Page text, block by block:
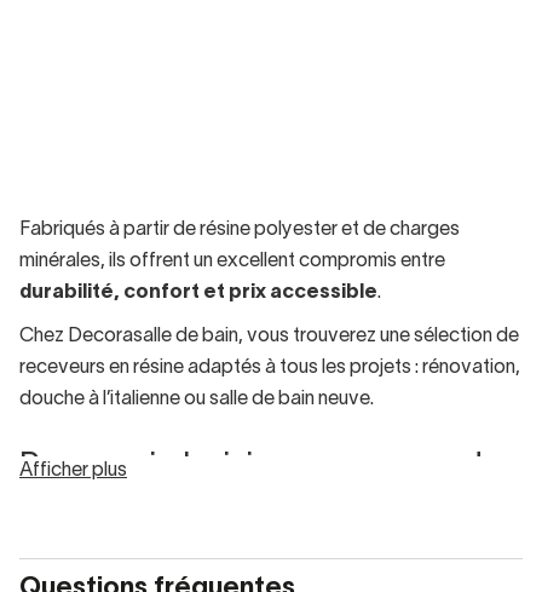
Fabriqués à partir de résine polyester et de charges
minérales, ils offrent un excellent compromis entre
durabilité, confort et prix accessible.
Chez Decorasalle de bain, vous trouverez une sélection de
receveurs en résine adaptés à tous les projets : rénovation,
douche à l’italienne ou salle de bain neuve.
Pourquoi choisir un receveur de
Afficher plus